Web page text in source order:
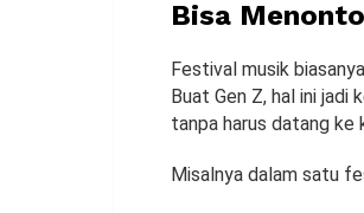
Bisa
Festival musik
Buat Gen Z, hal ini jadi
tanpa harus datang ke
Misalnya dalam satu